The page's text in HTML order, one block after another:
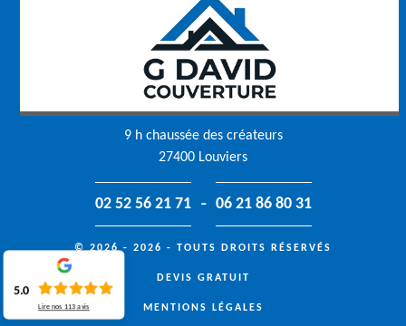
9 h chaussée des créateurs
27400 Louviers
02 52 56 21 71 - 06 21 86 80 31
© 2026 - 2026 - TOUTS DROITS RÉSERVÉS
DEVIS GRATUIT
MENTIONS LÉGALES
5.0
Lire nos 113 avis